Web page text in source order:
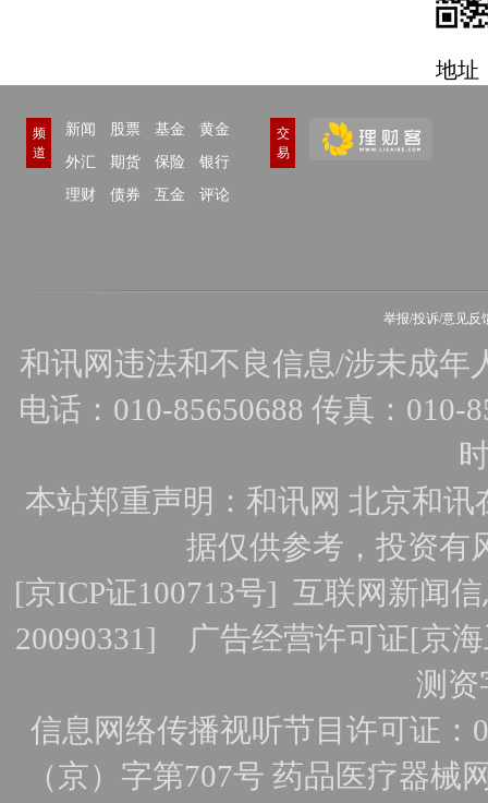
地址
频
道
新闻 股票 基金
黄金
外汇
期货 保险
银行
理财
债券 互金 评论
交
易
举报/投诉/意见反
和讯网违法和不良信息/涉未成年
电话：010-85650688 传真：010-
本站郑重声明：和讯网 北京和
据仅供参考，投资有
[京ICP证100713号] 互联网新闻
20090331] 广告经营许可证[京
测资
信息网络传播视听节目许可证：
（京）字第707号 药品医疗器械